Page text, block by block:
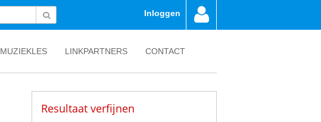
Inloggen
MUZIEKLES LINKPARTNERS CONTACT
Resultaat verfijnen